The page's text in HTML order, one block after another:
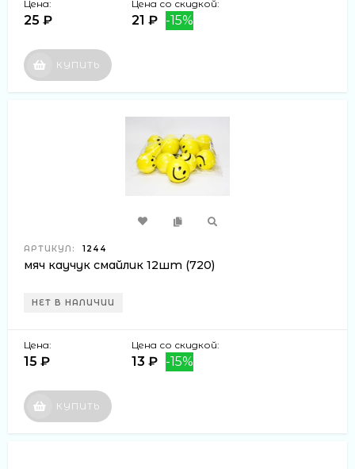
Цена:
25 ₽
Цена со скидкой:
21 ₽ -15%
КУПИТЬ
АРТИКУЛ: 1244
мяч каучук смайлик 12шт (720)
НЕТ В НАЛИЧИИ
Цена:
15 ₽
Цена со скидкой:
13 ₽ -15%
КУПИТЬ